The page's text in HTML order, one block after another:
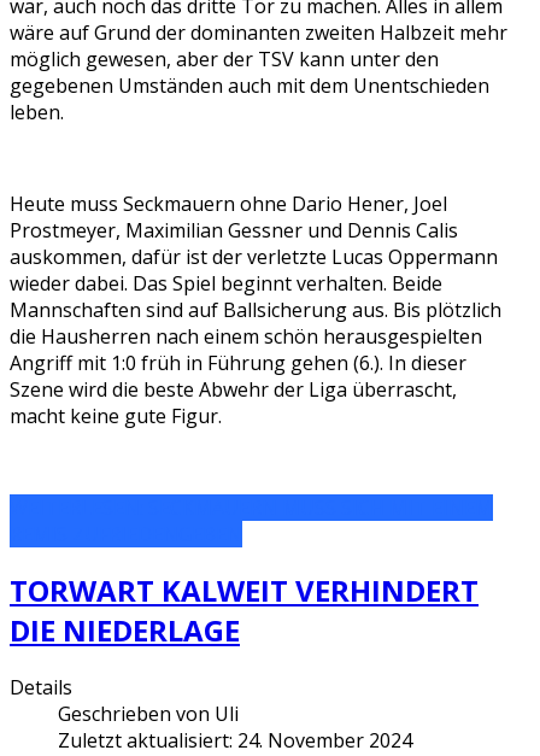
war, auch noch das dritte Tor zu machen. Alles in allem
wäre auf Grund der dominanten zweiten Halbzeit mehr
möglich gewesen, aber der TSV kann unter den
gegebenen Umständen auch mit dem Unentschieden
leben.
Heute muss Seckmauern ohne Dario Hener, Joel
Prostmeyer, Maximilian Gessner und Dennis Calis
auskommen, dafür ist der verletzte Lucas Oppermann
wieder dabei. Das Spiel beginnt verhalten. Beide
Mannschaften sind auf Ballsicherung aus. Bis plötzlich
die Hausherren nach einem schön herausgespielten
Angriff mit 1:0 früh in Führung gehen (6.). In dieser
Szene wird die beste Abwehr der Liga überrascht,
macht keine gute Figur.
TORWART KALWEIT VERHINDERT
DIE NIEDERLAGE
Details
Geschrieben von Uli
Zuletzt aktualisiert: 24. November 2024